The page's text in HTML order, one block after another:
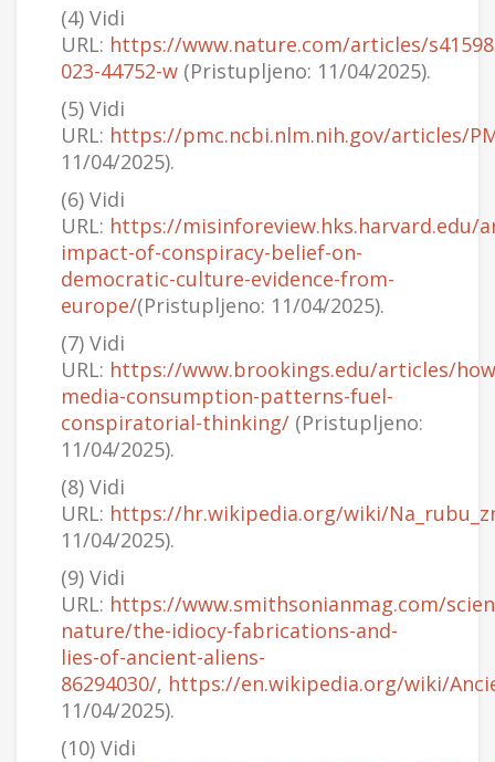
(4) Vidi
URL: https://www.nature.com/articles/
023-44752-w (Pristupljeno: 11/04/2025).
(5) Vidi
URL: https://pmc.ncbi.nlm.nih.gov/articles/
11/04/2025).
(6) Vidi
URL: https://misinforeview.hks.harvard.edu/
impact-of-conspiracy-belief-on-
democratic-culture-evidence-from-
europe/(Pristupljeno: 11/04/2025).
(7) Vidi
URL: https://www.brookings.edu/articles/
media-consumption-patterns-fuel-
conspiratorial-thinking/ (Pristupljeno:
11/04/2025).
(8) Vidi
URL: https://hr.wikipedia.org/wiki/
11/04/2025).
(9) Vidi
URL: https://www.smithsonianmag.com/
nature/the-idiocy-fabrications-and-
lies-of-ancient-aliens-
86294030/, https://en.wikipedia.org/wiki/
11/04/2025).
(10) Vidi